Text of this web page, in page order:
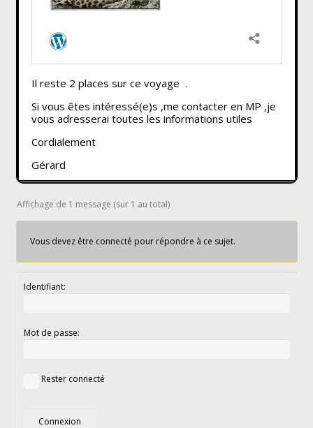
Il reste 2 places sur ce voyage .
Si vous êtes intéressé(e)s ,me contacter en MP ,je
vous adresserai toutes les informations utiles
Cordialement
Gérard
Affichage de 1 message (sur 1 au total)
Vous devez être connecté pour répondre à ce sujet.
Identifiant:
Mot de passe:
Rester connecté
Connexion